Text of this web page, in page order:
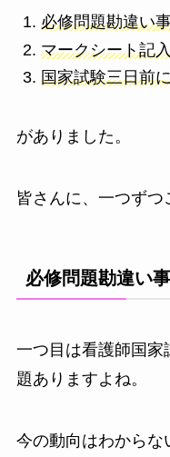
必修問題勘違い
マークシート記
国家試験三日前
がありました。
皆さんに、一つずつ
必修問題勘違い
一つ目は看護師国家
題ありますよね。
今の動向はわから